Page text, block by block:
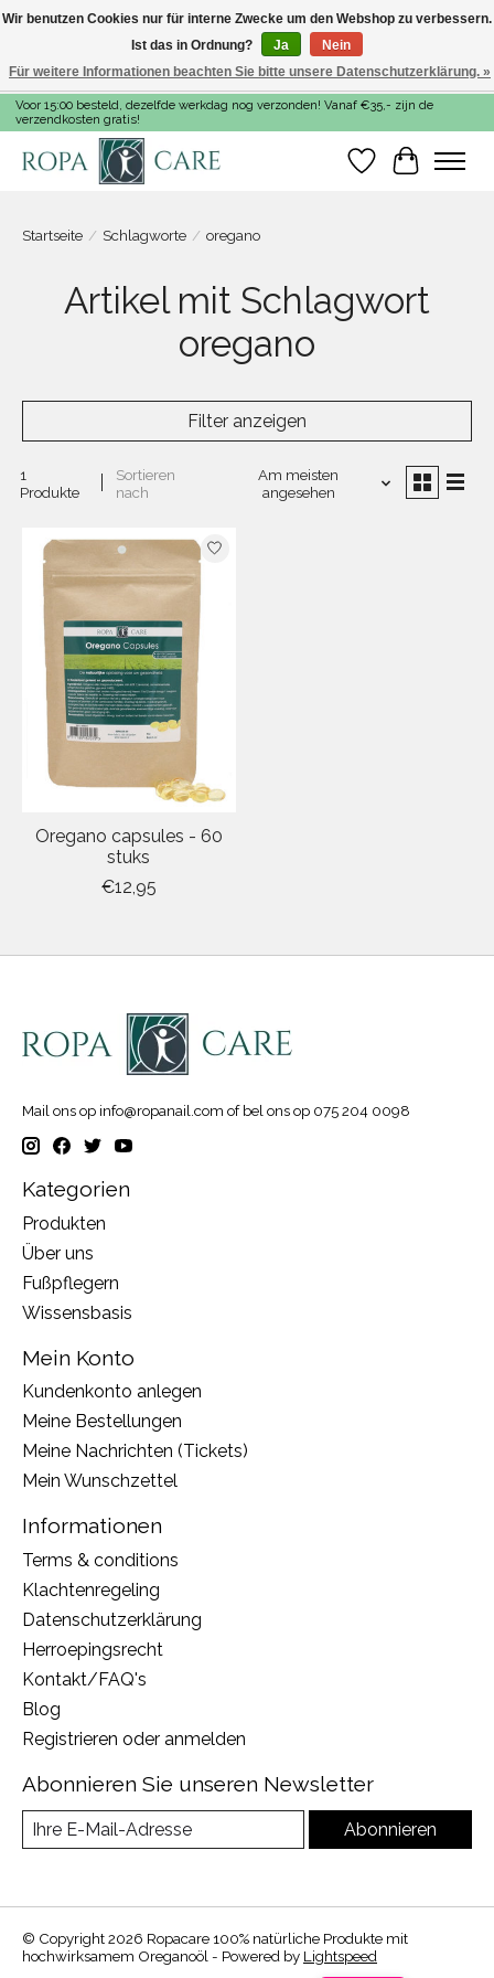
Voor 15:00 besteld, dezelfde werkdag nog verzonden! Vanaf €35,- zijn de
verzendkosten gratis!
Wunschzettel
Ihr
Startseite / Schlagworte / oregano
Artikel mit Schlagwort
oregano
Filter anzeigen
1
Produkte
Sortieren
nach
Am meisten
angesehen
Oregano capsules - 60
stuks
€12,95
Mail ons op info@ropanail.com of bel ons op 075 204 0098
Kategorien
Produkten
Über uns
Fußpflegern
Wissensbasis
Mein Konto
Kundenkonto anlegen
Meine Bestellungen
Meine Nachrichten (Tickets)
Mein Wunschzettel
Informationen
Terms & conditions
Klachtenregeling
Datenschutzerklärung
Herroepingsrecht
Kontakt/FAQ's
Blog
Registrieren oder anmelden
Abonnieren Sie unseren Newsletter
Abonnieren
© Copyright 2026 Ropacare 100% natürliche Produkte mit
hochwirksamem Oreganoöl - Powered by Lightspeed
Wir benutzen Cookies nur für interne Zwecke um den Webshop zu verbessern.
Ist das in Ordnung?
Ja
Nein
Für weitere Informationen beachten Sie bitte unsere Datenschutzerklärung. »